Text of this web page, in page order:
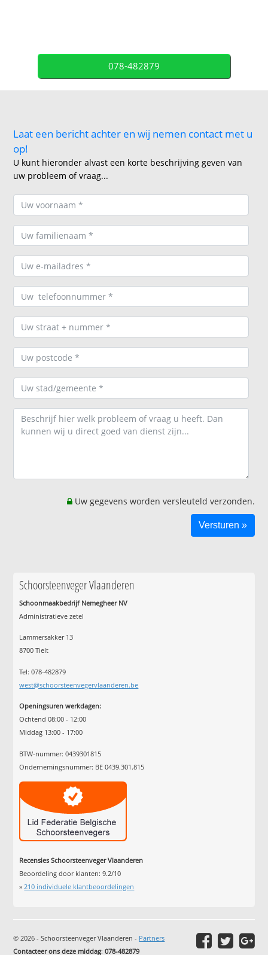
078-482879
Laat een bericht achter en wij nemen contact met u
op!
U kunt hieronder alvast een korte beschrijving geven van
uw probleem of vraag...
Uw gegevens worden versleuteld verzonden.
Schoorsteenveger Vlaanderen
Schoonmaakbedrijf Nemegheer NV
Administratieve zetel
Lammersakker 13
8700 Tielt
Tel: 078-482879
west@schoorsteenvegervlaanderen.be
Openingsuren werkdagen:
Ochtend 08:00 - 12:00
Middag 13:00 - 17:00
BTW-nummer: 0439301815
Ondernemingsnummer: BE 0439.301.815
Recensies Schoorsteenveger Vlaanderen
Beoordeling door klanten:9.2/10
» 210 individuele klantbeoordelingen
© 2026 - Schoorsteenveger Vlaanderen - Partners
Contacteer ons deze middag:078-482879